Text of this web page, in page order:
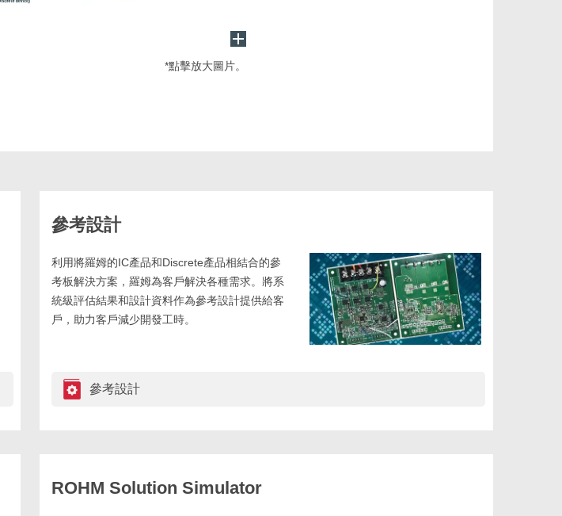
*點擊放大圖片。
參考設計
利用將羅姆的IC產品和Discrete產品相結合的參
考板解決方案，羅姆為客戶解決各種需求。將系
統級評估結果和設計資料作為參考設計提供給客
戶，助力客戶減少開發工時。
參考設計
ROHM Solution Simulator